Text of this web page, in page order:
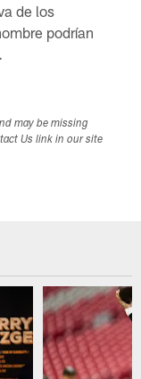
de los
podrían
may be missing
Us link in our site